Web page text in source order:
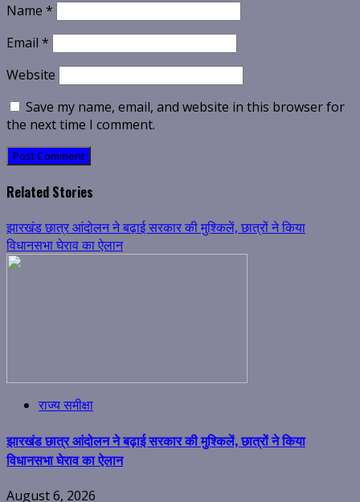
Name *
Email *
Website
Save my name, email, and website in this browser for
the next time I comment.
Related Stories
झारखंड छात्र आंदोलन ने बढ़ाई सरकार की मुश्किलें, छात्रों ने किया
विधानसभा घेराव का ऐलान
राज्य समीक्षा
झारखंड छात्र आंदोलन ने बढ़ाई सरकार की मुश्किलें, छात्रों ने किया
विधानसभा घेराव का ऐलान
August 6, 2026